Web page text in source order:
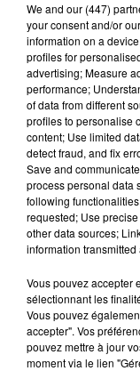
Lecture (1
100%
25 mai 2023 - 1
L'AGENDA DU
We and our (447)
your consent and/or
information on a
profiles for
advertising; Measure
performance;
of data from different
profiles to personalise
content; Use limited
detect fraud, and fix
Save and
process personal data
following
requested; Use
other data sources;
information transmitted
Vous pouvez accepter
sélectionnant les
Vous pouvez
accepter". Vos
pouvez mettre à jour
moment via le lien